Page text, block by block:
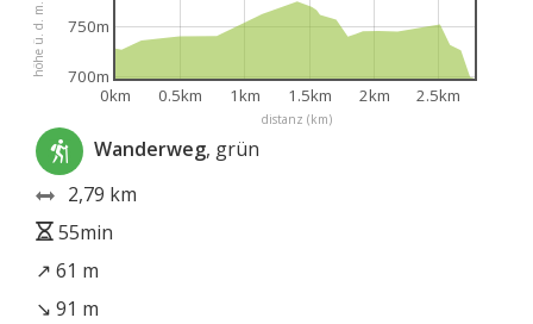
distanz (km)
höhe ü. d. m.
0km 0.5km 1km 1.5km 2km 2.5km
700m
750m
Wanderweg, grün
2,79 km
55min
↗ 61 m
↘ 91 m